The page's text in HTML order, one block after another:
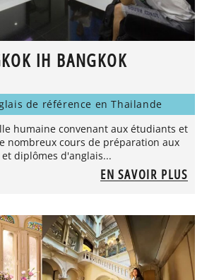
IH BANGKOK
de référence en Thailande
humaine convenant aux étudiants et
nombreux cours de préparation aux
diplômes d'anglais...
EN SAVOIR PLUS